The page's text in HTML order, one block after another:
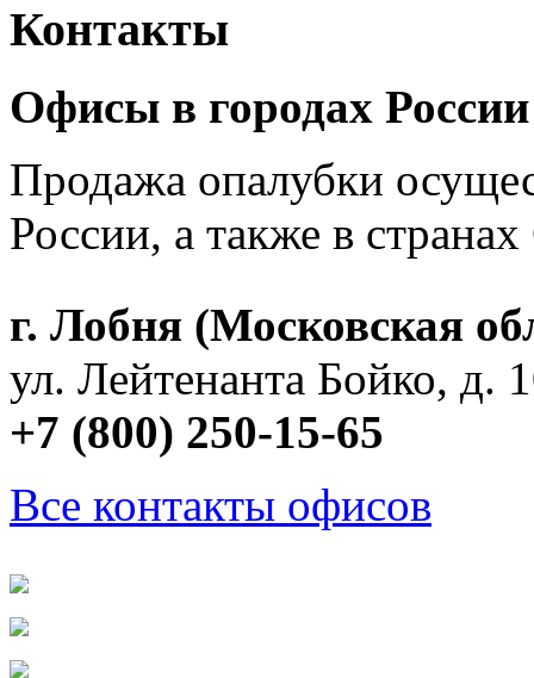
Контакты
Офисы в городах России
Продажа опалубки
России, а также в
г. Лобня (Московская
ул. Лейтенанта Бойко, д.
+7 (800) 250-15-65
Все контакты офисов